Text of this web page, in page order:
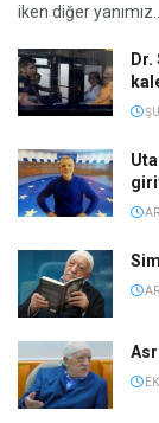
iken diğer yanımız...